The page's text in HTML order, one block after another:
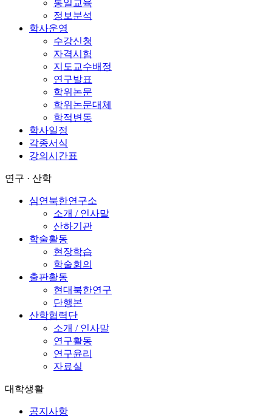
통일교육
정보분석
학사운영
수강신청
자격시험
지도교수배정
연구발표
학위논문
학위논문대체
학적변동
학사일정
각종서식
강의시간표
연구 · 산학
심연북한연구소
소개 / 인사말
산하기관
학술활동
현장학습
학술회의
출판활동
현대북한연구
단행본
산학협력단
소개 / 인사말
연구활동
연구윤리
자료실
대학생활
공지사항